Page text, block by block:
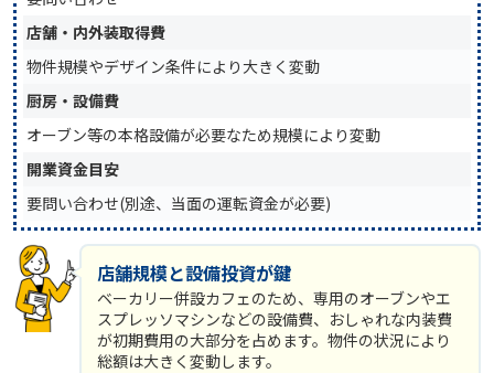
店舗・内外装取得費
物件規模やデザイン条件により大きく変動
厨房・設備費
オーブン等の本格設備が必要なため規模により変動
開業資金目安
要問い合わせ(別途、当面の運転資金が必要)
店舗規模と設備投資が鍵
ベーカリー併設カフェのため、専用のオーブンやエ
スプレッソマシンなどの設備費、おしゃれな内装費
が初期費用の大部分を占めます。物件の状況により
総額は大きく変動します。